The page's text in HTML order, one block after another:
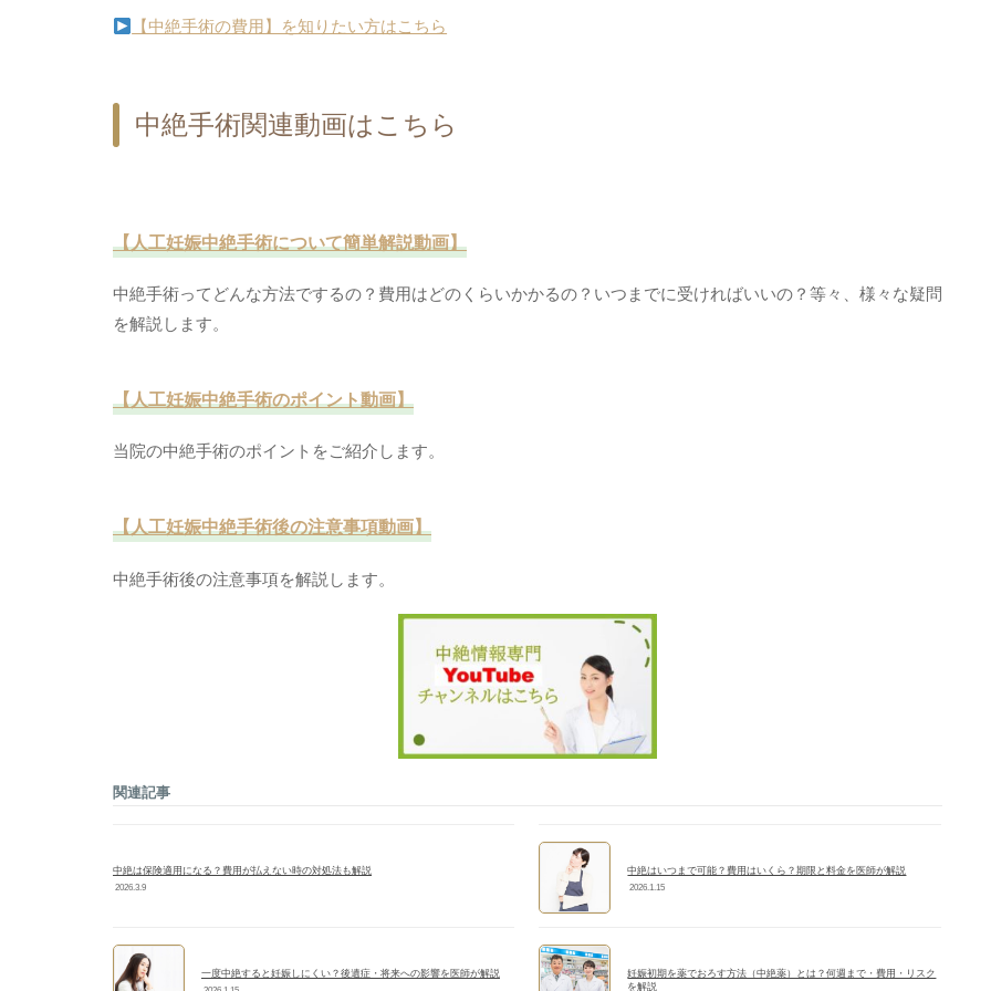
【中絶手術の費用】を知りたい方はこちら
中絶手術関連動画はこちら
【人工妊娠中絶手術について簡単解説動画】
中絶手術ってどんな方法でするの？費用はどのくらいかかるの？いつまでに受ければいいの？等々、様々な疑問
を解説します。
【人工妊娠中絶手術のポイント動画】
当院の中絶手術のポイントをご紹介します。
【人工妊娠中絶手術後の注意事項動画】
中絶手術後の注意事項を解説します。
関連記事
中絶は保険適用になる？費用が払えない時の対処法も解説
2026.3.9
中絶はいつまで可能？費用はいくら？期限と料金を医師が解説
2026.1.15
一度中絶すると妊娠しにくい？後遺症・将来への影響を医師が解説
妊娠初期を薬でおろす方法（中絶薬）とは？何週まで・費用・リスク
を解説